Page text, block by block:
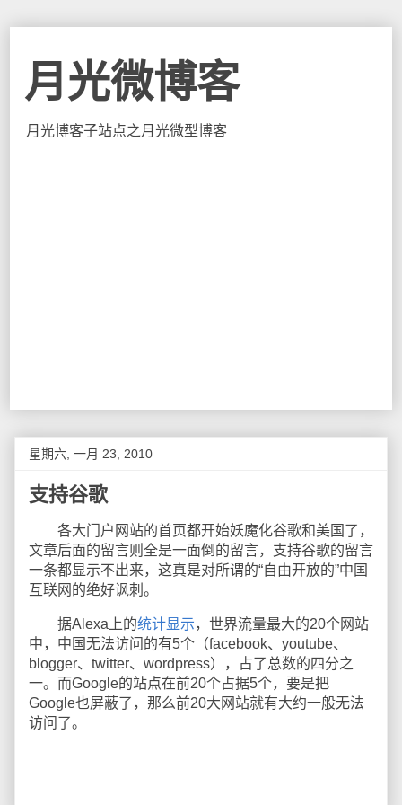
月光微博客
月光博客子站点之月光微型博客
星期六, 一月 23, 2010
支持谷歌
各大门户网站的首页都开始妖魔化谷歌和美国了，
文章后面的留言则全是一面倒的留言，支持谷歌的留言
一条都显示不出来，这真是对所谓的“自由开放的”中国
互联网的绝好讽刺。
据Alexa上的统计显示，世界流量最大的20个网站
中，中国无法访问的有5个（facebook、youtube、
blogger、twitter、wordpress），占了总数的四分之
一。而Google的站点在前20个占据5个，要是把
Google也屏蔽了，那么前20大网站就有大约一般无法
访问了。